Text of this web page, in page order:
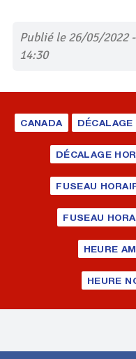
Publié le 26/05/2022 -
14:30
CANADA DÉCALAGE
DÉCALAGE
FUSEAU
FUSEAU
HEURE
HEURE